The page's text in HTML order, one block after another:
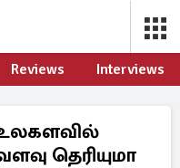
Reviews Interviews
தெரியுமா